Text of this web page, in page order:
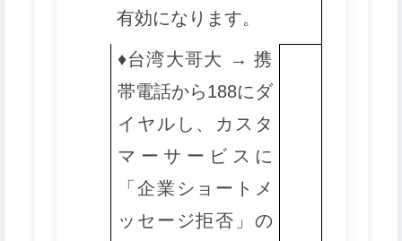
有効になります。
♦️台湾大哥大 → 携
帯電話から188にダ
イヤルし、カスタ
マーサービスに
「企業ショートメ
ッセージ拒否」の